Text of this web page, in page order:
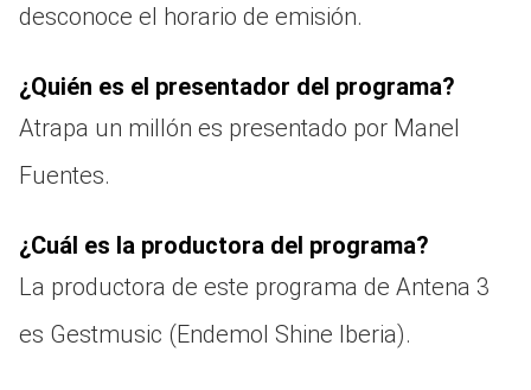
desconoce el horario de emisión.
¿Quién es el presentador del programa?
Atrapa un millón es presentado por Manel
Fuentes.
¿Cuál es la productora del programa?
La productora de este programa de Antena 3
es Gestmusic (Endemol Shine Iberia).